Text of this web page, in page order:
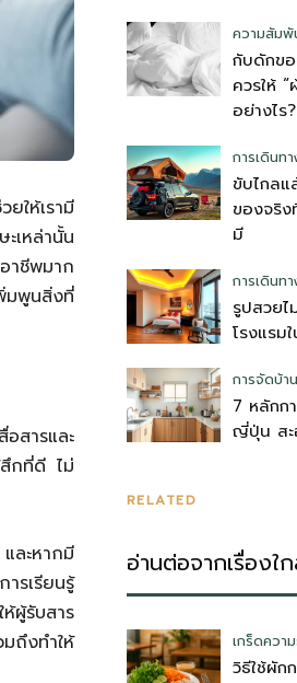
ให้เรามี
เหล่านั้น
าชีพมาก
มพูนสิ่งที่
สารและ
กที่ดี ไม่
ละหากมี
รเรียนรู้
ผู้รับสาร
มถึงทำให้
ความสัมพั
กับดักข
ควรให้
อย่างไร?
การเดินท
ขับไกล
ของจริ
มี
การเดินท
รูปสวยไ
โรงแรม
การจัดบ้าน
7 หลักก
ญี่ปุ่น สะ
RELATED
อ่านต่อจากเรื่องใ
เกร็ดควา
วิธีใช้ผัก